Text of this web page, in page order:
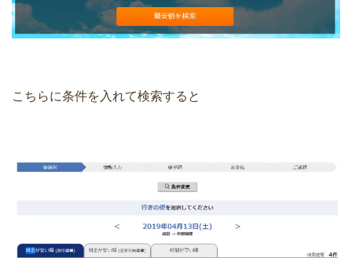
こちらに条件を入れて検索すると